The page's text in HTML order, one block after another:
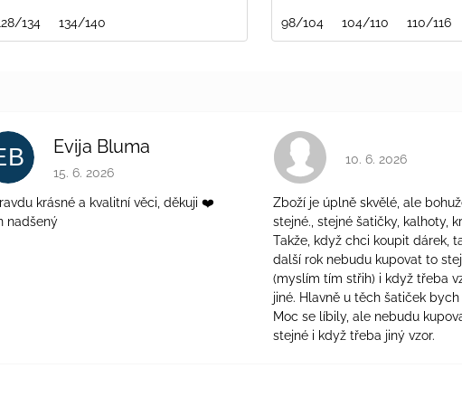
140/146
134 134/140 98/104 104/110 110/116
Evija Bluma
Hodnotenie obchodu je 5 z 5 hviezdičiek.
15. 6. 2026
krásné a kvalitní věci, děkuji ❤️
nadšený
Hodnotenie
10. 6. 2026
Zboží je úplně skvělé, ale
stejné., stejné šatičky, kalhoty,
Takže, když chci koupit dárek,
další rok nebudu kupovat to
(myslím tím střih) i když třeba
jiné. Hlavně u těch šatiček
Moc se líbily, ale nebudu
stejné i když třeba jiný vzor.